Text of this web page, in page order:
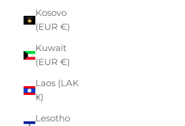
Kosovo
(EUR €)
Kuwait
(EUR €)
Laos (LAK
₭)
Lesotho